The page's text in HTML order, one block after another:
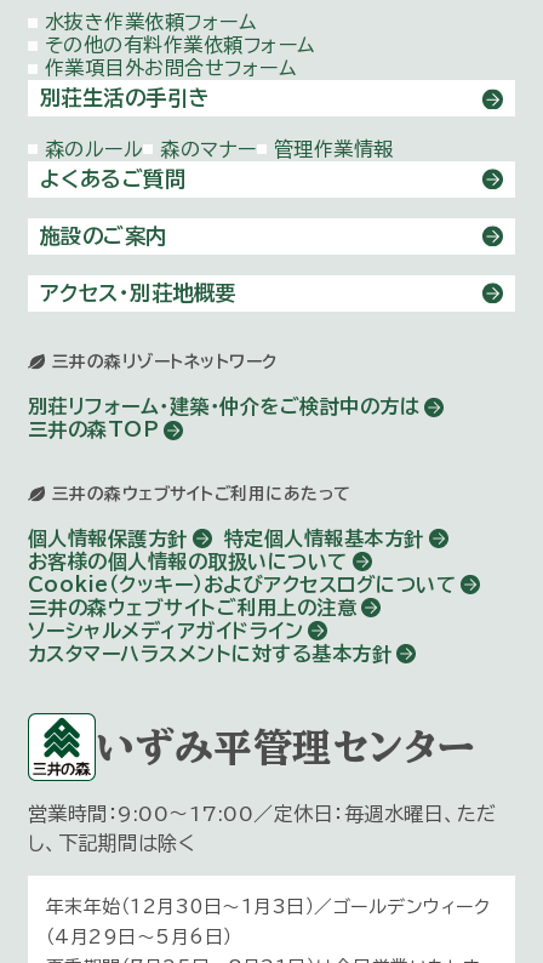
水抜き作業依頼フォーム
その他の有料作業依頼フォーム
作業項目外お問合せフォーム
別荘生活の手引き
森のルール 森のマナー 管理作業情報
よくあるご質問
施設のご案内
アクセス・別荘地概要
三井の森リゾートネットワーク
別荘リフォーム・建築・仲介をご検討中の方は
三井の森TOP
三井の森ウェブサイトご利用にあたって
個人情報保護方針
特定個人情報基本方針
お客様の個人情報の取扱いについて
Cookie（クッキー）およびアクセスログについて
三井の森ウェブサイトご利用上の注意
ソーシャルメディアガイドライン
カスタマーハラスメントに対する基本方針
いずみ平管理センター
営業時間：9:00～17:00／定休日：毎週水曜日、ただ
し、下記期間は除く
年末年始（12月30日〜1月3日）／ゴールデンウィーク
（4月29日～5月6日）